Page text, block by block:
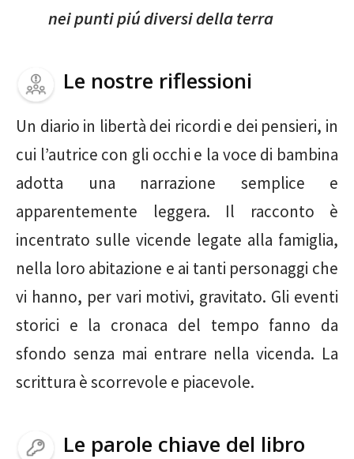
nei punti piú diversi della terra
Le nostre riflessioni
Un diario in libertà dei ricordi e dei pensieri, in
cui l’autrice con gli occhi e la voce di bambina
adotta una narrazione semplice e
apparentemente leggera. Il racconto è
incentrato sulle vicende legate alla famiglia,
nella loro abitazione e ai tanti personaggi che
vi hanno, per vari motivi, gravitato. Gli eventi
storici e la cronaca del tempo fanno da
sfondo senza mai entrare nella vicenda. La
scrittura è scorrevole e piacevole.
Le parole chiave del libro